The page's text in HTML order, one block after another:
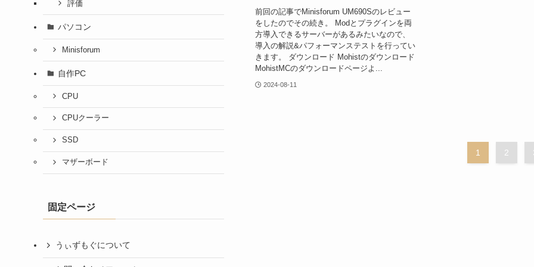
前回の記事でMinisforum UM690Sのレビュー
をしたのでその続き。 Modとプラグインを両
方導入できるサーバーがあるみたいなので、
導入の解説&パフォーマンステストを行ってい
きます。 ダウンロード Mohistのダウンロード
MohistMCのダウンロードページよ...
2024-08-11
1 2
評価
パソコン
Minisforum
自作PC
CPU
CPUクーラー
SSD
マザーボード
固定ページ
うぃずもぐについて